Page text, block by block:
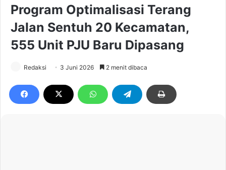
Program Optimalisasi Terang
Jalan Sentuh 20 Kecamatan,
555 Unit PJU Baru Dipasang
Redaksi 3 Juni 2026 2 menit dibaca